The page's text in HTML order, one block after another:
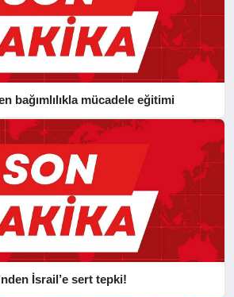
bağımlılıkla mücadele eğitimi
İsrail’e sert tepki!